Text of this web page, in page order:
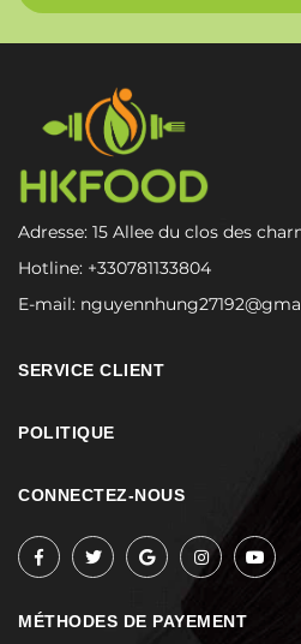
Adresse: 15 Allee du clos des
Hotline: +330781133804
E-mail:
SERVICE CLIENT
POLITIQUE
CONNECTEZ-NOUS
MÉTHODES DE PAYEMENT